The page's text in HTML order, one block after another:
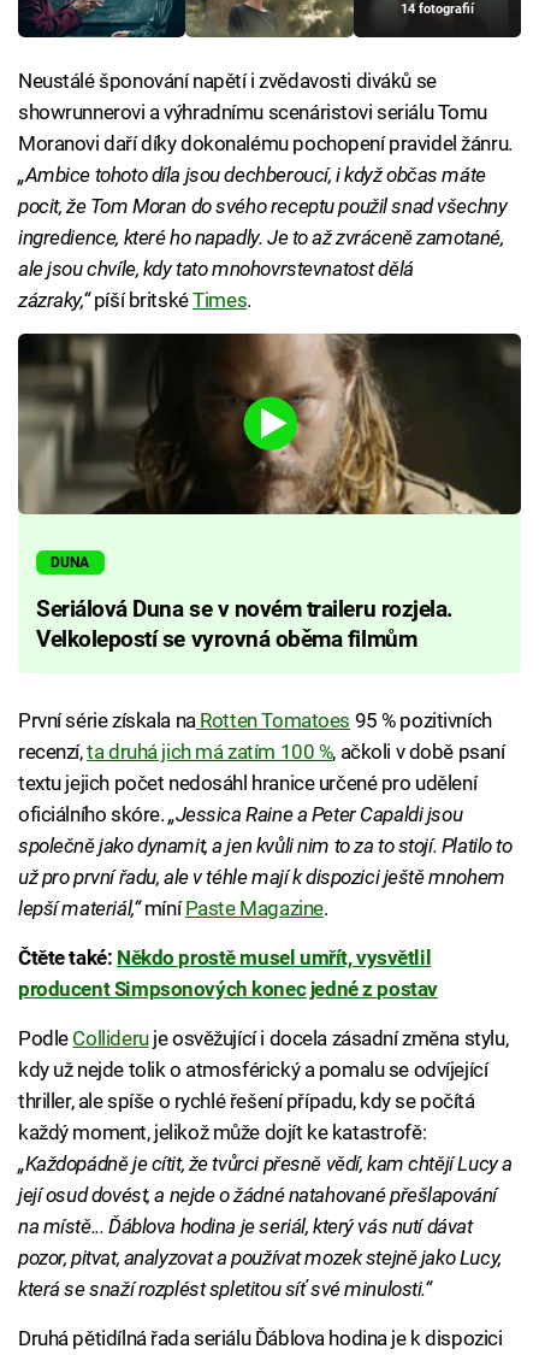
14 fotografií
Neustálé šponování napětí i zvědavosti diváků se
showrunnerovi a výhradnímu scenáristovi seriálu Tomu
Moranovi daří díky dokonalému pochopení pravidel žánru.
„Ambice tohoto díla jsou dechberoucí, i když občas máte
pocit, že Tom Moran do svého receptu použil snad všechny
ingredience, které ho napadly. Je to až zvráceně zamotané,
ale jsou chvíle, kdy tato mnohovrstevnatost dělá
zázraky,“píší britskéTimes.
DUNA
Seriálová Duna se v novém traileru rozjela.
Velkolepostí se vyrovná oběma filmům
První série získala naRotten Tomatoes 95 % pozitivních
recenzí,ta druhá jich má zatím 100 %, ačkoli v době psaní
textu jejich počet nedosáhl hranice určené pro udělení
oficiálního skóre. „Jessica Raine a Peter Capaldi jsou
společně jako dynamit, a jen kvůli nim to za to stojí. Platilo to
už pro první řadu, ale v téhle mají k dispozici ještě mnohem
lepší materiál,“míníPaste Magazine.
Čtěte také: Někdo prostě musel umřít, vysvětlil
producent Simpsonových konec jedné z postav
Podle Collideruje osvěžující i docela zásadní změna stylu,
kdy už nejde tolik o atmosférický a pomalu se odvíjející
thriller, ale spíše o rychlé řešení případu, kdy se počítá
každý moment, jelikož může dojít ke katastrofě:
„Každopádně je cítit, že tvůrci přesně vědí, kam chtějí Lucy a
její osud dovést, a nejde o žádné natahované přešlapování
na místě... Ďáblova hodina je seriál, který vás nutí dávat
pozor, pitvat, analyzovat a používat mozek stejně jako Lucy,
která se snaží rozplést spletitou síť své minulosti.“
Druhá pětidílná řada seriálu Ďáblova hodina je k dispozici